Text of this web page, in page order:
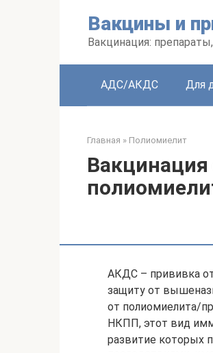
Вакцины и
Вакцинация:
АДС/АКДС Для
Главная » Полиомиелит
АКДС – прививка
защиту от
от полиомиелита/
НКПП, этот вид
развитие которых